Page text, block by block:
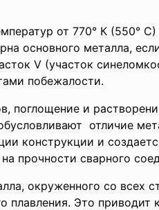
от 770° К (550°
основного металла,
V (участок
побежалости.
поглощение и
отличие
конструкции и
прочности сварного
окруженного со всех
плавления. Это приводит